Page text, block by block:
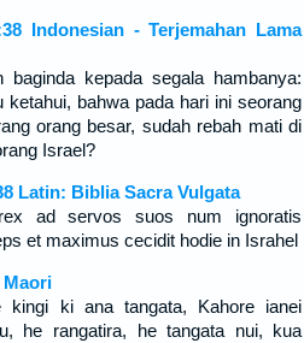
Indonesian - Terjemahan Lama
baginda kepada segala hambanya:
ketahui, bahwa pada hari ini seorang
orang besar, sudah rebah mati di
Israel?
Latin: Biblia Sacra Vulgata
ad servos suos num ignoratis
et maximus cecidit hodie in Israhel
Maori
ki ana tangata, Kahore ianei
he rangatira, he tangata nui, kua